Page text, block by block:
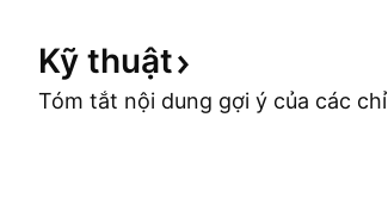
Kỹ thuật
Tóm tắt nội dung gợi ý của các chỉ